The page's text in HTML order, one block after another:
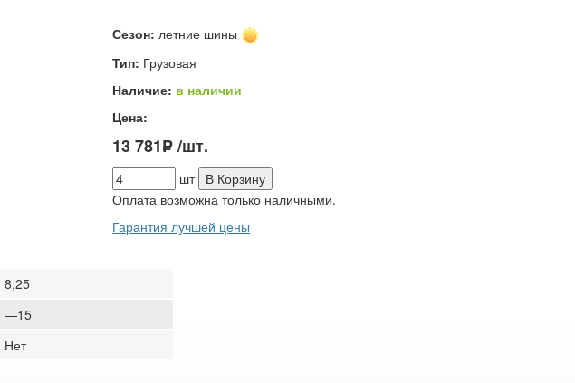
Сезон: летние шины
Тип: Грузовая
Наличие: в наличии
Цена:
13 781−
−
P/шт.
шт В Корзину
Оплата возможна только наличными.
Гарантия лучшей цены
8,25
—15
Нет